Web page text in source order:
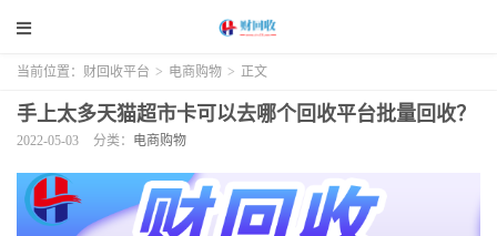
当前位置： 财回收平台 > 电商购物 > 正文
手上太多天猫超市卡可以去哪个回收平台批量回收？
2022-05-03 分类： 电商购物